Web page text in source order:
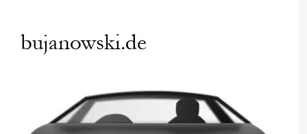
Inhalt
springen